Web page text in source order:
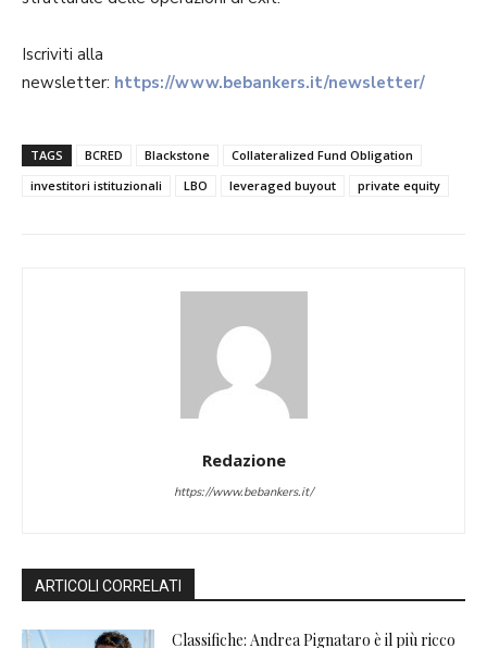
Iscriviti alla
newsletter: https://www.bebankers.it/newsletter/
TAGS BCRED Blackstone
Collateralized Fund Obligation
investitori istituzionali
LBO leveraged buyout private equity
Redazione
https://www.bebankers.it/
ARTICOLI CORRELATI
Classifiche: Andrea Pignataro è il più ricco